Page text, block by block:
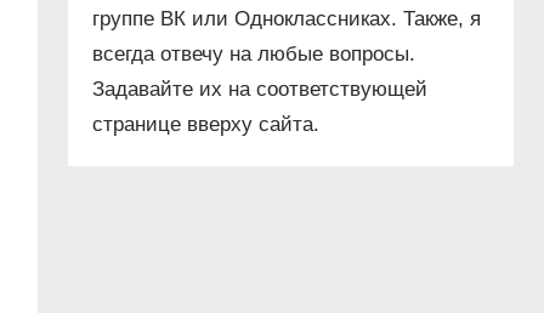
группе ВК или Одноклассниках. Также, я
всегда отвечу на любые вопросы.
Задавайте их на соответствующей
странице вверху сайта.